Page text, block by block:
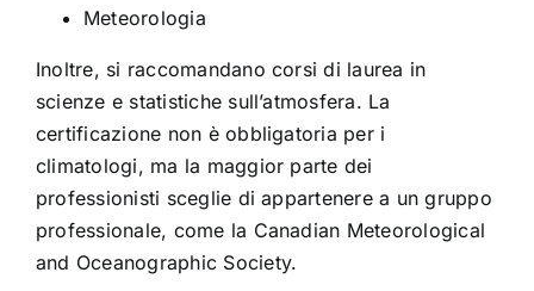
Meteorologia
Inoltre, si raccomandano corsi di laurea in
scienze e statistiche sull’atmosfera. La
certificazione non è obbligatoria per i
climatologi, ma la maggior parte dei
professionisti sceglie di appartenere a un gruppo
professionale, come la Canadian Meteorological
and Oceanographic Society.